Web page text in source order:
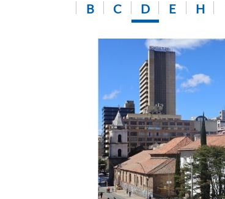
B C D E H